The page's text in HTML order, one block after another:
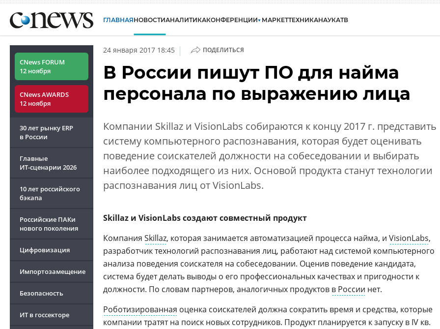
ГЛАВНАЯНОВОСТИАНАЛИТИКАКОНФЕРЕНЦИИ МАРКЕТТЕХНИКАНАУКАТВ
CNews FORUM
12 ноября
CNews AWARDS
12 ноября
30 лет рынку ERP
в России
Главные
ИТ-сценарии 2026
10 лет российского
бэкапа
Российские ПАКи
нового поколения
Цифровизация
Импортозамещение
Безопасность
ИТ в госсекторе
24 января 2017 18:45 | ПОДЕЛИТЬСЯ
В России пишут ПО для найма
персонала по выражению лица
Компании Skillaz и VisionLabs собираются к концу 2017 г. представить
систему компьютерного распознавания, которая будет оценивать
поведение соискателей должности на собеседовании и выбирать
наиболее подходящего из них. Основой продукта станут технологии
распознавания лиц от VisionLabs.
Skillaz и VisionLabs создают совместный продукт
Компания Skillaz, которая занимается автоматизацией процесса найма, и VisionLabs,
разработчик технологий распознавания лиц, работают над системой компьютерного
анализа поведения соискателя на собеседовании. Оценив поведение кандидата,
система будет делать выводы о его профессиональных качествах и пригодности к
должности. По словам партнеров, аналогичных продуктов в России нет.
Роботизированная оценка соискателей должна сократить время и средства, которые
компании тратят на поиск новых сотрудников. Продукт планируется к запуску в IV кв.